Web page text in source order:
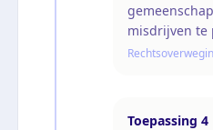
misdrijven te
Toepassing 4